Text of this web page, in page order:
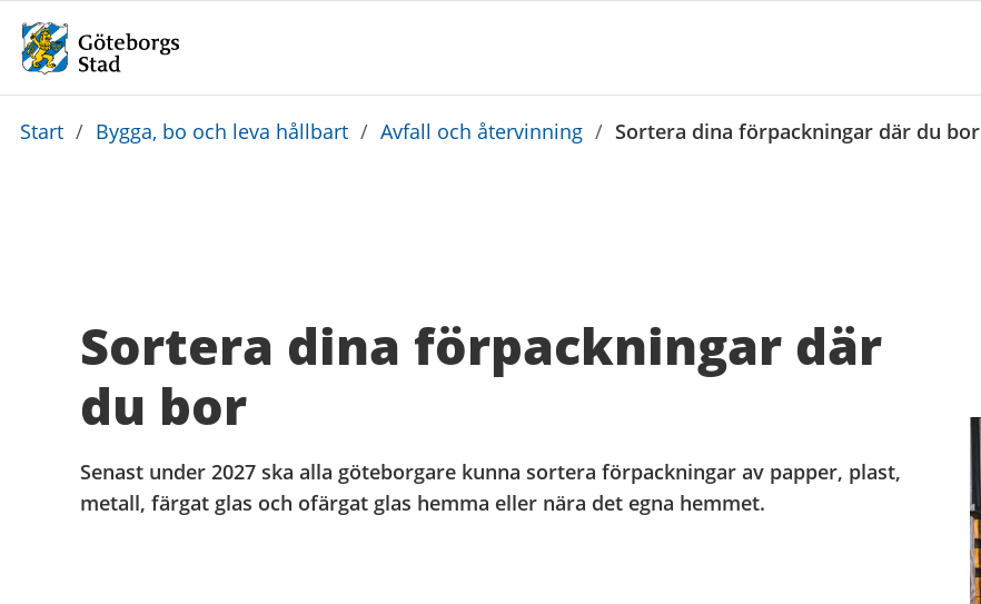
Du
Start / Bygga, bo och leva hållbart / Avfall och återvinning / Sortera dina förpackningar där du bor
Sortera dina förpackningar där
du bor
Senast under 2027 ska alla göteborgare kunna sortera förpackningar av papper, plast,
metall, färgat glas och ofärgat glas hemma eller nära det egna hemmet.